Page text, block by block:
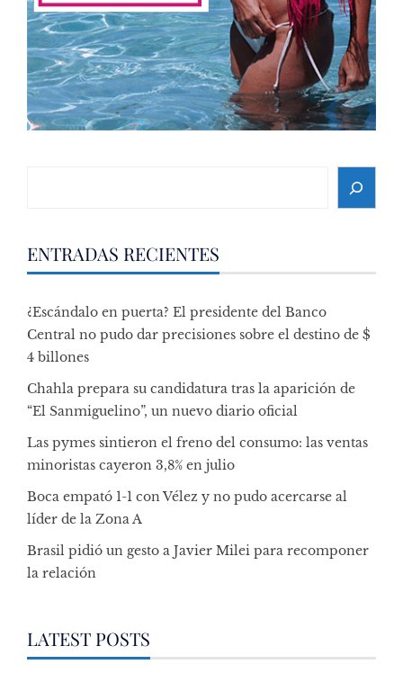
ENTRADAS RECIENTES
¿Escándalo en puerta? El presidente del Banco
Central no pudo dar precisiones sobre el destino de $
4 billones
Chahla prepara su candidatura tras la aparición de
“El Sanmiguelino”, un nuevo diario oficial
Las pymes sintieron el freno del consumo: las ventas
minoristas cayeron 3,8% en julio
Boca empató 1-1 con Vélez y no pudo acercarse al
líder de la Zona A
Brasil pidió un gesto a Javier Milei para recomponer
la relación
LATEST POSTS